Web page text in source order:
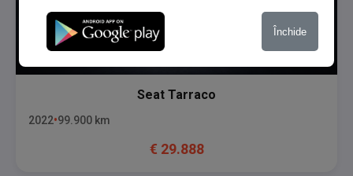
Seat Tarraco
2022 99.900 km
€ 29.888
Închide